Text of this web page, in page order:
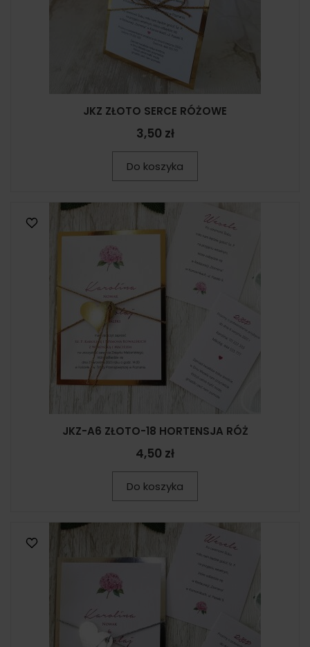
JKZ ZŁOTO SERCE RÓŻOWE
3,50 zł
Do koszyka
JKZ-A6 ZŁOTO-18 HORTENSJA RÓŻ
4,50 zł
Do koszyka